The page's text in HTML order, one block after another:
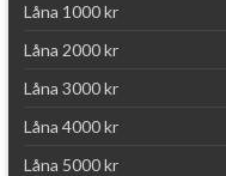
Låna 1000 kr
Låna 2000 kr
Låna 3000 kr
Låna 4000 kr
Låna 5000 kr